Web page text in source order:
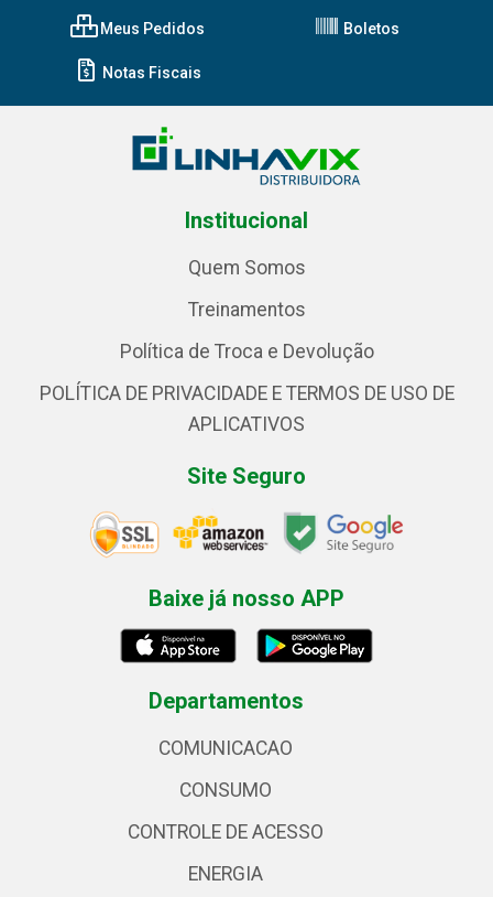
Meus Pedidos Boletos
Notas Fiscais
Institucional
Quem Somos
Treinamentos
Política de Troca e Devolução
POLÍTICA DE PRIVACIDADE E TERMOS DE USO DE
APLICATIVOS
Site Seguro
Baixe já nosso APP
Departamentos
COMUNICACAO
CONSUMO
CONTROLE DE ACESSO
ENERGIA